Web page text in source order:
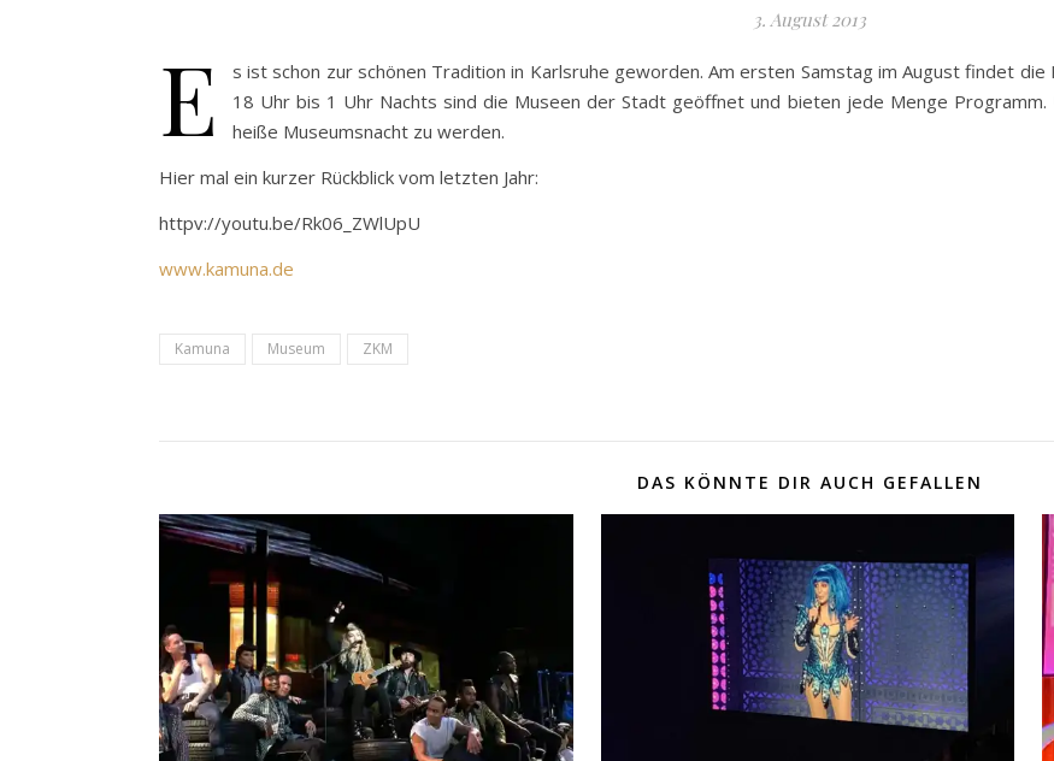
3. August 2013
E
s ist schon zur schönen Tradition in Karlsruhe geworden. Am ersten Samstag im August findet
18 Uhr bis 1 Uhr Nachts sind die Museen der Stadt geöffnet und bieten jede Menge
heiße Museumsnacht zu werden.
Hier mal ein kurzer Rückblick vom letzten Jahr:
httpv://youtu.be/Rk06_ZWlUpU
www.kamuna.de
Kamuna Museum ZKM
DAS KÖNNTE DIR AUCH GEFALLEN